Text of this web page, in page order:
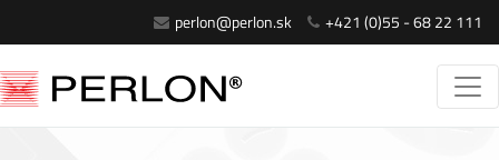
perlon@perlon.sk +421 (0)55 - 68 22 111